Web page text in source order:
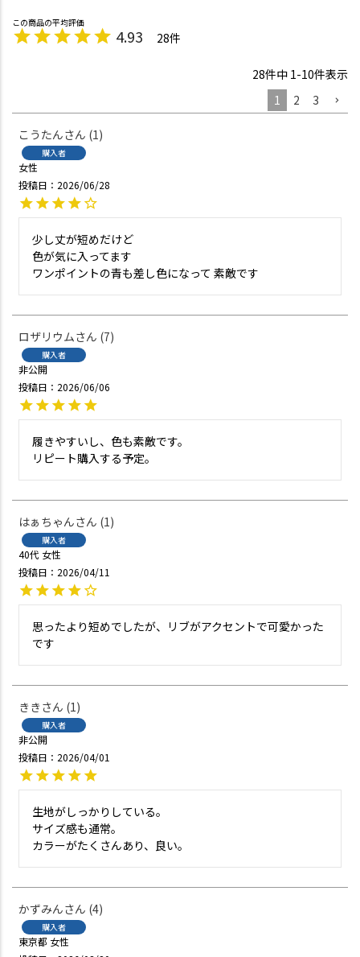
4.93 28
28件中 1-10件表示
1
2 3
こうたん 1
購入者
女性
投稿日
2026/06/28
少し丈が短めだけど
色が気に入ってます
ワンポイントの青も差し色になって 素敵です
ロザリウム 7
購入者
非公開
投稿日
2026/06/06
履きやすいし、色も素敵です。
リピート購入する予定。
はぁちゃん 1
購入者
40代 女性
投稿日
2026/04/11
思ったより短めでしたが、リブがアクセントで可愛かった
です
きき 1
購入者
非公開
投稿日
2026/04/01
生地がしっかりしている。
サイズ感も通常。
カラーがたくさんあり、良い。
かずみん 4
購入者
東京都 女性